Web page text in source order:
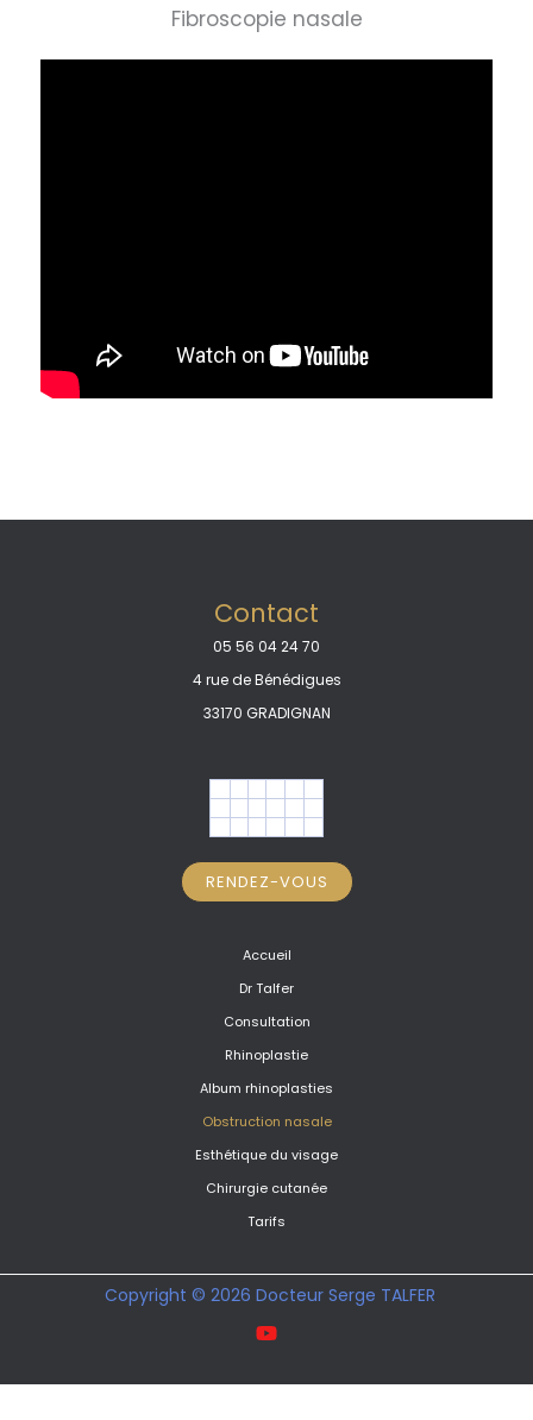
Fibroscopie nasale
Contact
05 56 04 24 70
4 rue de Bénédigues
33170 GRADIGNAN
RENDEZ-VOUS
Accueil
Dr Talfer
Consultation
Rhinoplastie
Album rhinoplasties
Obstruction nasale
Esthétique du visage
Chirurgie cutanée
Tarifs
Copyright © 2026 Docteur Serge TALFER